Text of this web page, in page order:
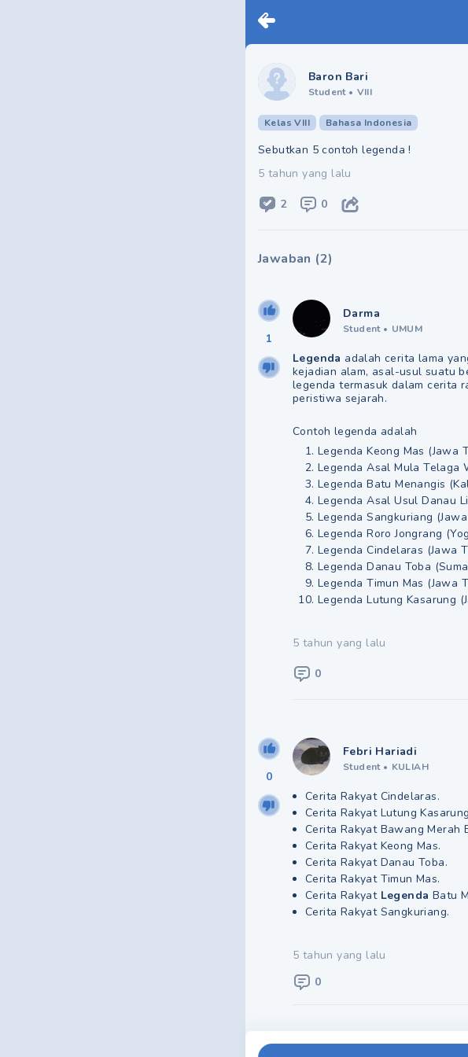
Baron Bari
Student • VIII
Kelas VIII Bahasa Indonesia
Sebutkan 5 contoh legenda !
5 tahun yang lalu
2 0
Jawaban (2)
1
Darma
Student • UMUM
Legenda adalah cerita lama
kejadian alam, asal-usul suatu
legenda termasuk dalam cerita
peristiwa sejarah.
Contoh legenda adalah
Legenda Keong Mas (Jawa
Legenda Asal Mula Telaga
Legenda Batu Menangis
Legenda Asal Usul Danau
Legenda Sangkuriang
Legenda Roro Jongrang
Legenda Cindelaras (Jawa
Legenda Danau Toba
Legenda Timun Mas (Jawa
Legenda Lutung Kasarung
5 tahun yang lalu
0
0
Febri Hariadi
Student • KULIAH
Cerita Rakyat Cindelaras.
Cerita Rakyat Lutung
Cerita Rakyat Bawang Merah
Cerita Rakyat Keong Mas.
Cerita Rakyat Danau Toba.
Cerita Rakyat Timun Mas.
Cerita Rakyat Legenda Batu
Cerita Rakyat Sangkuriang.
5 tahun yang lalu
0